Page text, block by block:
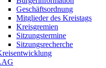
Geschäftsordnung
Mitglieder des Kreistags
Kreisgremien
Sitzungstermine
Sitzungsrecherche